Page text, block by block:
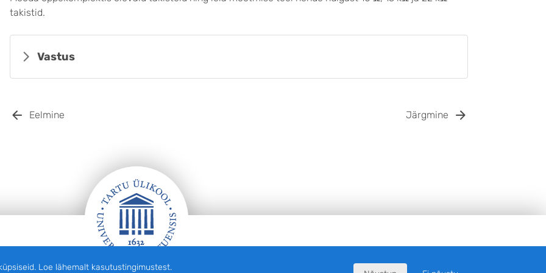
takistid.
Vastus
Eelmine Järgmine
Loe lähemalt kasutustingimustest.